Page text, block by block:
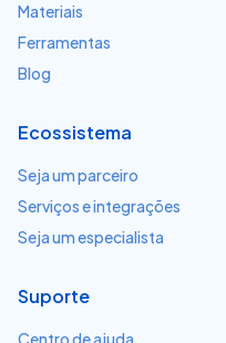
Materiais
Ferramentas
Blog
Ecossistema
Seja um parceiro
Serviços e integrações
Seja um especialista
Suporte